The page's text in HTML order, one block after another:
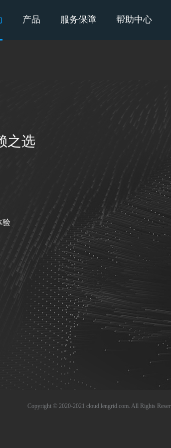
产品 服务保障 帮助中心
之选
验
Copyright © 2020-2021 cloud.lengrid.com. All Rights